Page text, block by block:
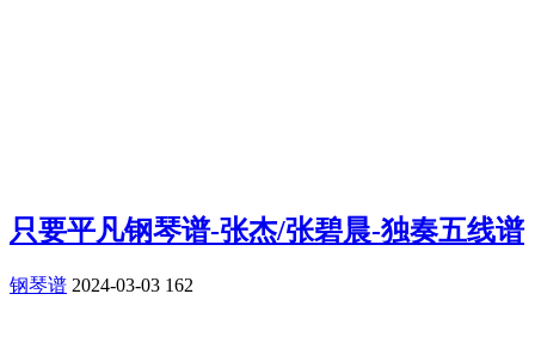
只要平凡钢琴谱-张杰/张碧晨-独奏五线谱
钢琴谱 2024-03-03 162